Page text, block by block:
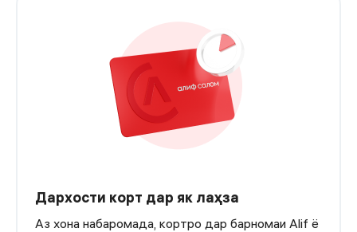
Дархости корт дар як лаҳза
Аз хона набаромада, кортро дар барномаи Alif ё